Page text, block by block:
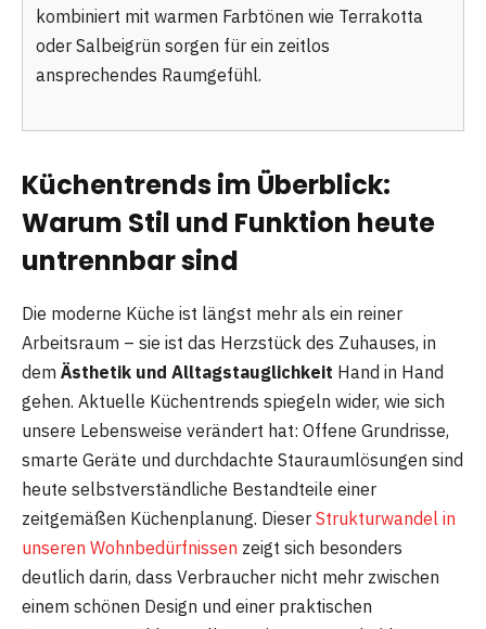
kombiniert mit warmen Farbtönen wie Terrakotta
oder Salbeigrün sorgen für ein zeitlos
ansprechendes Raumgefühl.
Küchentrends im Überblick:
Warum Stil und Funktion heute
untrennbar sind
Die moderne Küche ist längst mehr als ein reiner
Arbeitsraum – sie ist das Herzstück des Zuhauses, in
dem Ästhetik und Alltagstauglichkeit Hand in Hand
gehen. Aktuelle Küchentrends spiegeln wider, wie sich
unsere Lebensweise verändert hat: Offene Grundrisse,
smarte Geräte und durchdachte Stauraumlösungen sind
heute selbstverständliche Bestandteile einer
zeitgemäßen Küchenplanung. Dieser Strukturwandel in
unseren Wohnbedürfnissen zeigt sich besonders
deutlich darin, dass Verbraucher nicht mehr zwischen
einem schönen Design und einer praktischen